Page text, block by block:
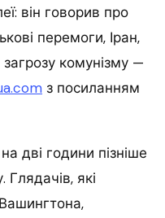
він говорив про
перемоги, Іран,
комунізму —
з посиланням
дві години пізніше
Глядачів, які